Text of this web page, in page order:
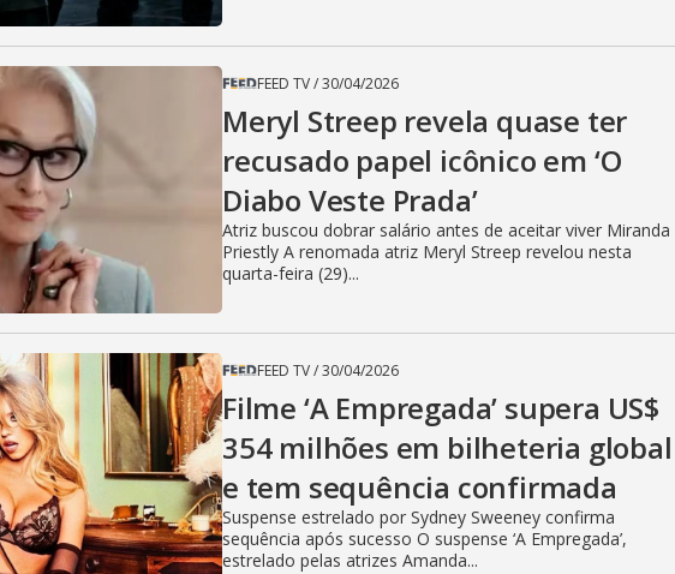
FEED TV/30/04/2026
Meryl Streep revela quase ter
recusado papel icônico em ‘O
Diabo Veste Prada’
Atriz buscou dobrar salário antes de aceitar viver Miranda
Priestly A renomada atriz Meryl Streep revelou nesta
quarta-feira (29)...
FEED TV/30/04/2026
Filme ‘A Empregada’ supera US$
354 milhões em bilheteria global
e tem sequência confirmada
Suspense estrelado por Sydney Sweeney confirma
sequência após sucesso O suspense ‘A Empregada’,
estrelado pelas atrizes Amanda...